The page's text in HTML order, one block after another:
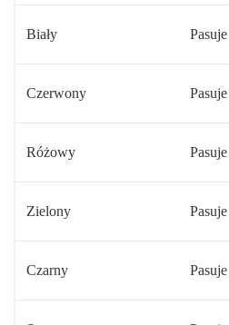
Biały Pasuje
Czerwony Pasuje
Różowy Pasuje
Zielony Pasuje
Czarny Pasuje